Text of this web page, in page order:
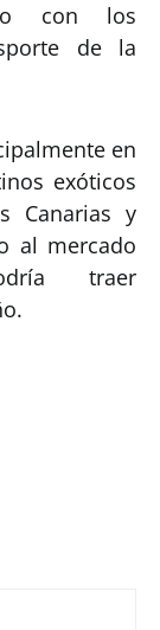
con los
de la
en
exóticos
Canarias y
al mercado
traer